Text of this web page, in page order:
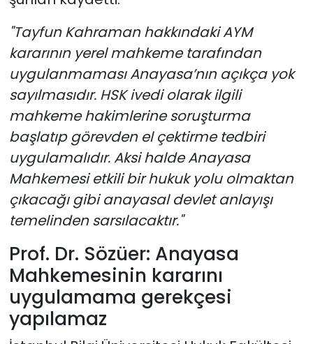
"Tayfun Kahraman hakkındaki AYM
kararının yerel mahkeme tarafından
uygulanmaması Anayasa’nın açıkça yok
sayılmasıdır. HSK ivedi olarak ilgili
mahkeme hakimlerine soruşturma
başlatıp görevden el çektirme tedbiri
uygulamalıdır. Aksi halde Anayasa
Mahkemesi etkili bir hukuk yolu olmaktan
çıkacağı gibi anayasal devlet anlayışı
temelinden sarsılacaktır."
Prof. Dr. Sözüer: Anayasa
Mahkemesinin kararını
uygulamama gerekçesi
yapılamaz